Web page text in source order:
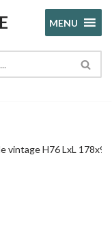
MENU
vintage H76 LxL